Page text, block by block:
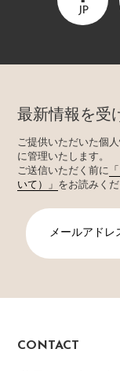
JP
最新情報を受
ご提供いただいた個
に管理いたします。
ご送信いただく前に
いて）」 をお読みくだ
メールアドレ
CONTACT